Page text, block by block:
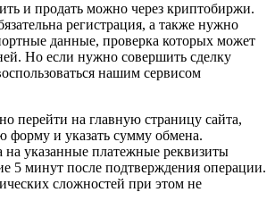
и продать можно через криптобиржи.
регистрация, а также нужно
данные, проверка которых может
Но если нужно совершить сделку
нашим сервисом
перейти на главную страницу сайта,
форму и указать сумму обмена.
на указанные платежные реквизиты
5 минут после подтверждения операции.
сложностей при этом не